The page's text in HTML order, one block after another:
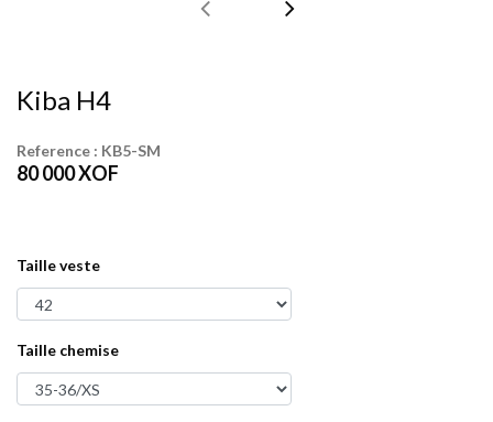
Kiba H4
Reference : KB5-SM
80 000XOF
Taille veste
Taille chemise